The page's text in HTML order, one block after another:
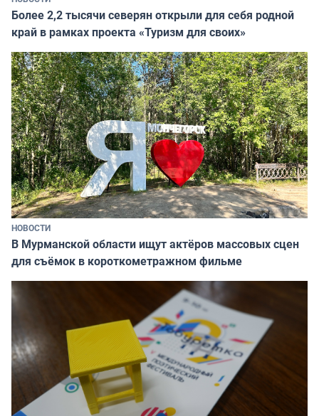
Более 2,2 тысячи северян открыли для себя родной
край в рамках проекта «Туризм для своих»
НОВОСТИ
В Мурманской области ищут актёров массовых сцен
для съёмок в короткометражном фильме